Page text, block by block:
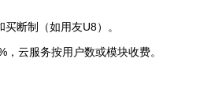
断制（如用友U8）。
云服务按用户数或模块收费。